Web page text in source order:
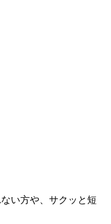
い方や、サクッと短